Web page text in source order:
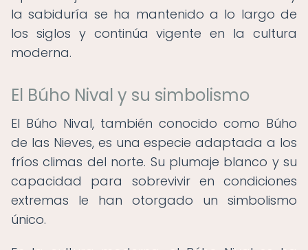
la sabiduría se ha mantenido a lo largo de
los siglos y continúa vigente en la cultura
moderna.
El Búho Nival y su simbolismo
El Búho Nival, también conocido como Búho
de las Nieves, es una especie adaptada a los
fríos climas del norte. Su plumaje blanco y su
capacidad para sobrevivir en condiciones
extremas le han otorgado un simbolismo
único.